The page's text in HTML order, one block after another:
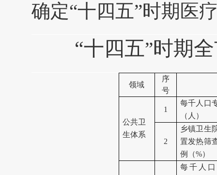
确定“十四五”时期医
“十四五”时期
领域
序
号
公共卫
生体系
1
每千人口
（人）
2
乡镇卫生
置发热筛
例
（%）
每千人